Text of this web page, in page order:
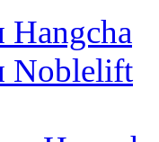
Hangcha
Noblelift